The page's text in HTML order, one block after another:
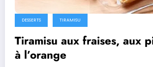
DESSERTS TIRAMISU
Tiramisu aux fraises, aux
à l’orange